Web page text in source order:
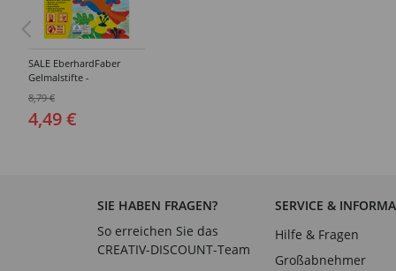
SALE EberhardFaber
Gelmalstifte -
Verschiedene Farben
8,79 €
4,49 €
SIE HABEN FRAGEN?
So erreichen Sie das
CREATIV-DISCOUNT-Team
SERVICE &
Hilfe & Fragen
Großabnehmer